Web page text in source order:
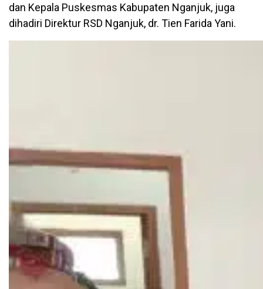
dan Kepala Puskesmas Kabupaten Nganjuk, juga
dihadiri Direktur RSD Nganjuk, dr. Tien Farida Yani.